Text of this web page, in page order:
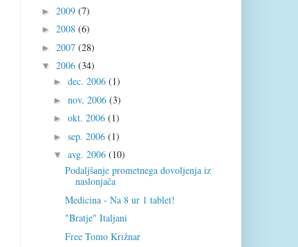
► 2009 (7)
► 2008 (6)
► 2007 (28)
▼ 2006 (34)
► dec. 2006 (1)
► nov. 2006 (3)
► okt. 2006 (1)
► sep. 2006 (1)
▼ avg. 2006 (10)
Podaljšanje prometnega dovoljenja iz
naslonjača
Medicina - Na 8 ur 1 tablet!
"Bratje" Italjani
Free Tomo Križnar